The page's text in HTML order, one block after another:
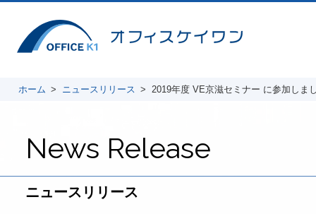
ホーム ニュースリリース 2019年度 VE京滋セミナー に参加しま
News Release
ニュースリリース